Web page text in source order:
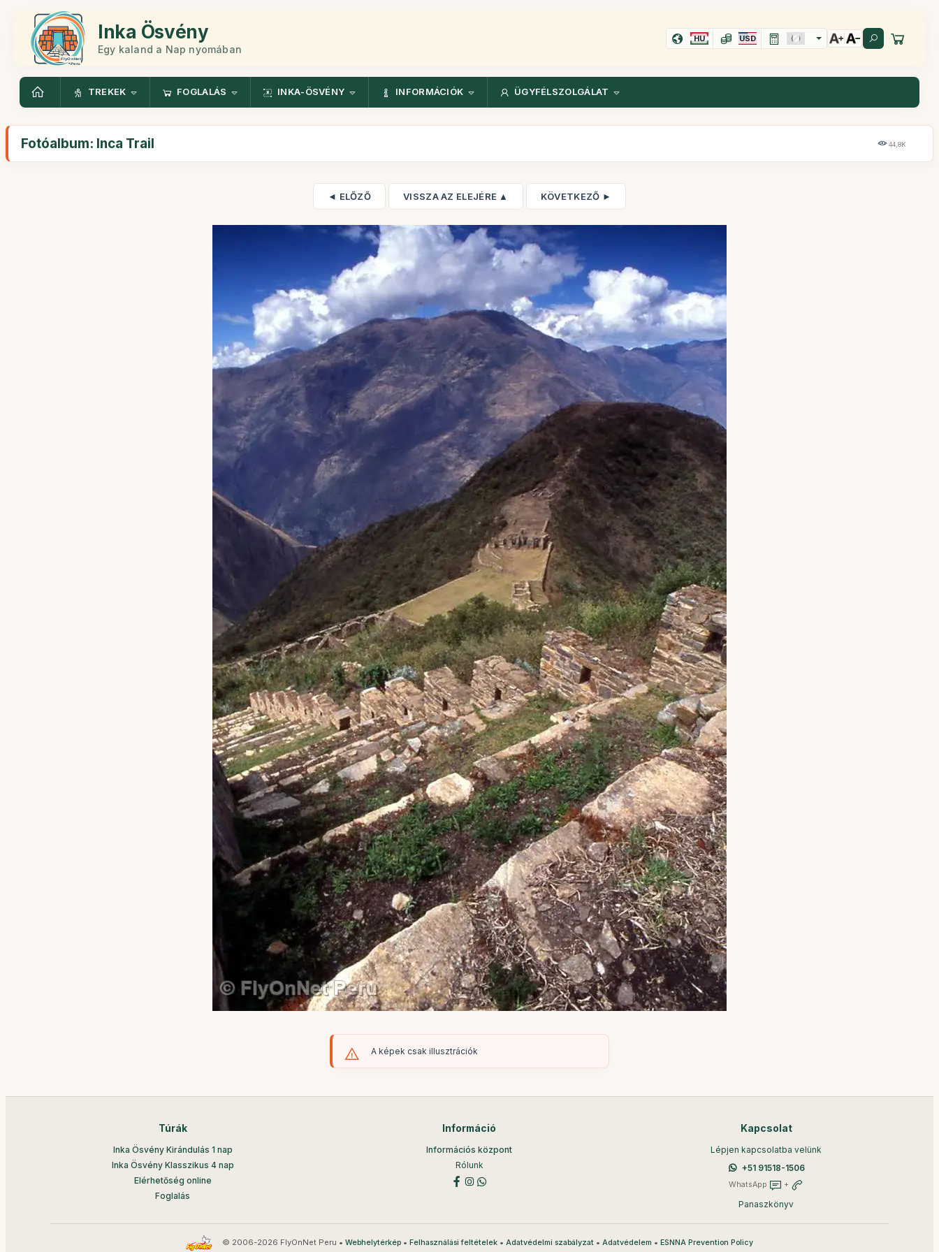
Inka Ösvény
Egy kaland a Nap nyomában
HU USD
TREKEK FOGLALÁS INKA-ÖSVÉNY INFORMÁCIÓK ÜGYFÉLSZOLGÁLAT
Fotóalbum: Inca Trail 44,8K
◄ ELŐZŐ VISSZA AZ ELEJÉRE ▲ KÖVETKEZŐ ►
A képek csak illusztrációk
Túrák
Inka Ösvény Kirándulás 1 nap
Inka Ösvény Klasszikus 4 nap
Elérhetőség online
Foglalás
Információ
Információs központ
Rólunk
Kapcsolat
Lépjen kapcsolatba velünk
+51 91518-1506
WhatsApp +
Panaszkönyv
© 2006-2026 FlyOnNet Peru •Webhelytérkép •Felhasználási feltételek • Adatvédelmi szabályzat • Adatvédelem •ESNNA Prevention Policy